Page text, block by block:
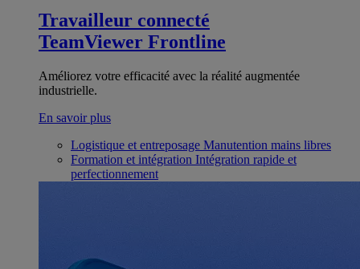
Travailleur connecté
TeamViewer Frontline
Améliorez votre efficacité avec la réalité augmentée
industrielle.
En savoir plus
Logistique et entreposage Manutention mains libres
Formation et intégration Intégration rapide et
perfectionnement